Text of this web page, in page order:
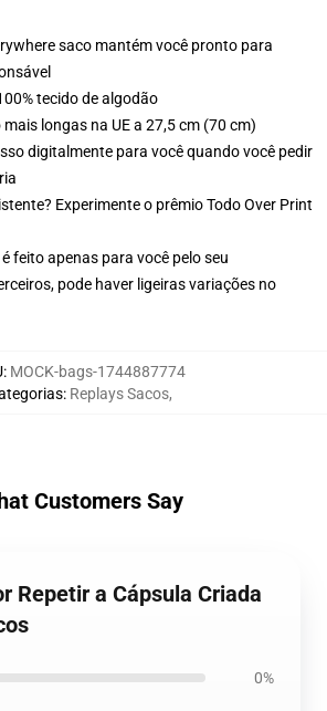
saco mantém você pronto para
tecido de algodão
longas na UE a 27,5 cm (70 cm)
digitalmente para você quando você pedir
Experimente o prêmio Todo Over Print
feito apenas para você pelo seu
pode haver ligeiras variações no
: MOCK-bags-1744887774
: Replays Sacos,
Customers Say
Repetir a Cápsula Criada
0%